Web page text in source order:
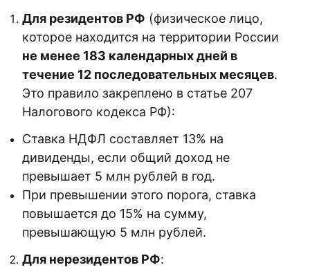
Для резидентов РФ (физическое лицо,
которое находится на территории России
не менее 183 календарных дней в
течение 12 последовательных месяцев.
Это правило закреплено в статье 207
Налогового кодекса РФ):
Ставка НДФЛ составляет 13% на
дивиденды, если общий доход не
превышает 5 млн рублей в год.
При превышении этого порога, ставка
повышается до 15% на сумму,
превышающую 5 млн рублей.
Для нерезидентов РФ: